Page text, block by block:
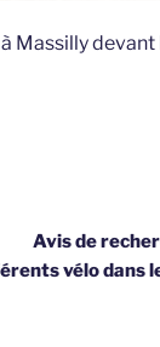
Massilly devant
Avis de
vélo dans